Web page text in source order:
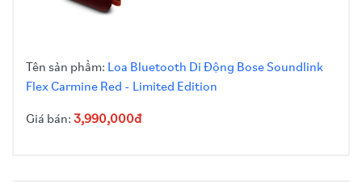
Tên sản phẩm: Loa Bluetooth Di Động Bose Soundlink
Flex Carmine Red - Limited Edition
Giá bán: 3,990,000đ